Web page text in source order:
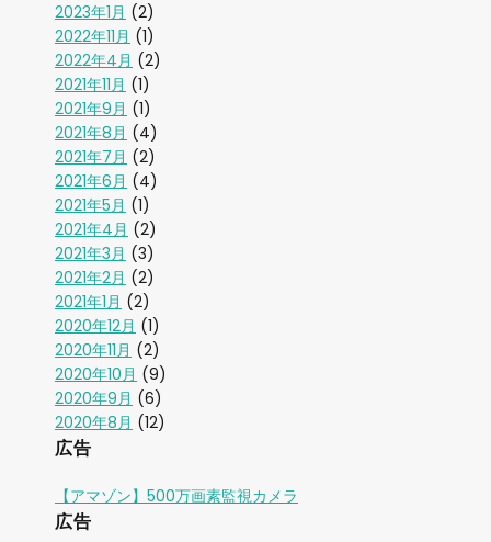
2023年1月 (2)
2022年11月 (1)
2022年4月 (2)
2021年11月 (1)
2021年9月 (1)
2021年8月 (4)
2021年7月 (2)
2021年6月 (4)
2021年5月 (1)
2021年4月 (2)
2021年3月 (3)
2021年2月 (2)
2021年1月 (2)
2020年12月 (1)
2020年11月 (2)
2020年10月 (9)
2020年9月 (6)
2020年8月 (12)
広告
【アマゾン】500万画素監視カメラ
広告